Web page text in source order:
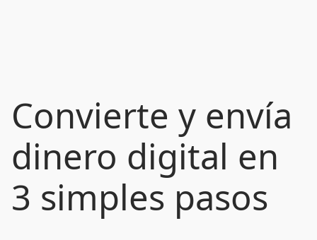
Convierte y envía
dinero digital en
3 simples pasos